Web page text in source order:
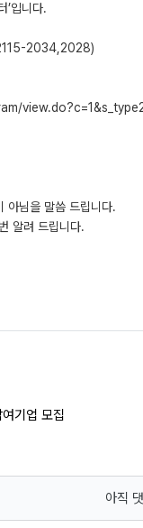
’입니다.
2034,2028)
아님을 말씀 드립니다.
알려 드립니다.
기업 모집
아직